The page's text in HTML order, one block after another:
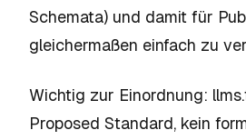
Schemata) und damit für
gleichermaßen einfach zu
Wichtig zur Einordnung:
Proposed Standard, kein